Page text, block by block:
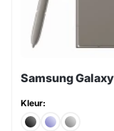
Samsung
Kleur: